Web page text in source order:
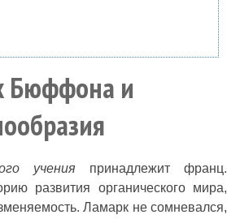
Бюффона и
ученияпринадлежит франц.
развития органического мира,
Ламарк не сомневался,